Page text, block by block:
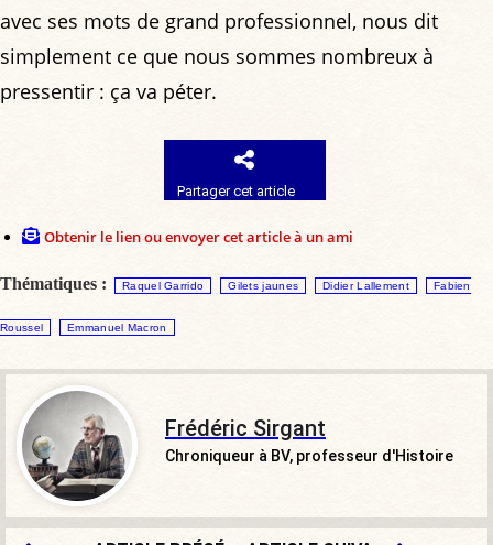
avec ses mots de grand professionnel, nous dit
simplement ce que nous sommes nombreux à
pressentir : ça va péter.
Partager cet article
Obtenir le lien ou envoyer cet article à un ami
Thématiques : Raquel Garrido Gilets jaunes Didier Lallement Fabien
Roussel Emmanuel Macron
Frédéric Sirgant
Chroniqueur à BV, professeur d'Histoire